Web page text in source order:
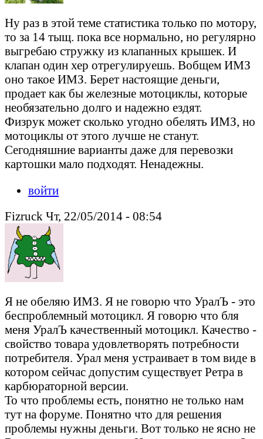
Ну раз в этой теме статистика только по мотору,
то за 14 тыщ. пока все нормально, но регулярно
выгребаю стружку из клапанных крышек. И
клапан один хер отрегулируешь. Вобщем ИМЗ
оно такое ИМЗ. Берет настоящие деньги,
продает как бы железные мотоциклы, которые
необязательно долго и надежно ездят.
Физрук может сколько угодно обелять ИМЗ, но
мотоциклы от этого лучше не станут.
Сегодняшние варианты даже для перевозки
картошки мало подходят. Ненадежны.
войти
Fizruck Чт, 22/05/2014 - 08:54
Я не обеляю ИМЗ. Я не говорю что УралЪ - это
беспроблемный мотоцикл. Я говорю что бля
меня УралЪ качественный мотоцикл. Качество -
свойство товара удовлетворять потребности
потребителя. Урал меня устраивает в том виде в
котором сейчас допустим существует Ретра в
карбюраторной версии.
То что проблемы есть, понятно не только нам
тут на форуме. Понятно что для решения
проблемы нужны деньги. Вот только не ясно не